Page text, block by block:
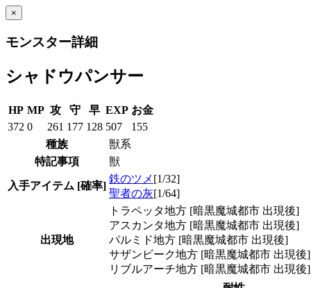
×
モンスター詳細
シャドウパンサー
HP MP 攻 守 早 EXP お金
372 0 261 177 128 507
155
種族
獣系
特記事項
獣
入手アイテム [確率]
鉄のツメ [1/32]
聖者の灰[1/64]
出現地
トラペッタ地方 [暗黒魔城都市 出現後]
アスカンタ地方 [暗黒魔城都市 出現後]
パルミド地方 [暗黒魔城都市 出現後]
サザンビーク地方 [暗黒魔城都市 出現後]
リブルアーチ地方 [暗黒魔城都市 出現後]